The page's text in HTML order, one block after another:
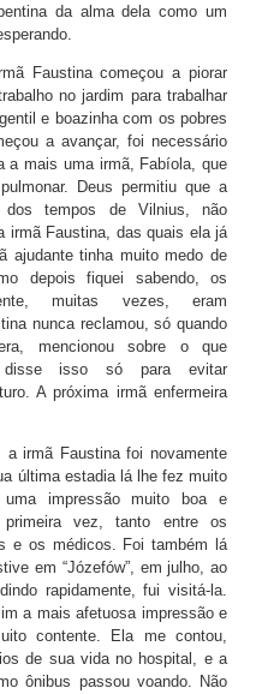
da alma dela como um
Faustina começou a piorar
no jardim para trabalhar
e boazinha com os pobres
a avançar, foi necessário
a mais uma irmã, Fabíola, que
Deus permitiu que a
dos tempos de Vilnius, não
irmã Faustina, das quais ela já
ajudante tinha muito medo de
depois fiquei sabendo, os
muitas vezes, eram
nunca reclamou, só quando
mencionou sobre o que
disse isso só para evitar
A próxima irmã enfermeira
a irmã Faustina foi novamente
última estadia lá lhe fez muito
impressão muito boa e
vez, tanto entre os
e os médicos. Foi também lá
em “Józefów”, em julho, ao
rapidamente, fui visitá-la.
a mais afetuosa impressão e
contente. Ela me contou,
de sua vida no hospital, e a
ônibus passou voando. Não